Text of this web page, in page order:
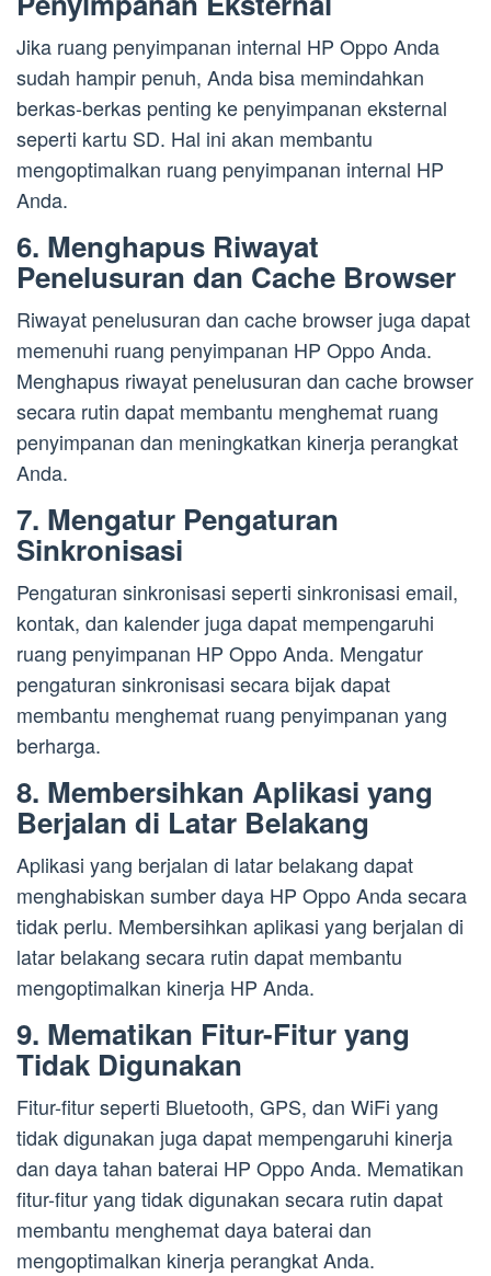
Jika ruang penyimpanan internal HP Oppo Anda
sudah hampir penuh, Anda bisa memindahkan
berkas-berkas penting ke penyimpanan eksternal
seperti kartu SD. Hal ini akan membantu
mengoptimalkan ruang penyimpanan internal HP
Anda.
6. Menghapus Riwayat
Penelusuran dan Cache Browser
Riwayat penelusuran dan cache browser juga dapat
memenuhi ruang penyimpanan HP Oppo Anda.
Menghapus riwayat penelusuran dan cache browser
secara rutin dapat membantu menghemat ruang
penyimpanan dan meningkatkan kinerja perangkat
Anda.
7. Mengatur Pengaturan
Sinkronisasi
Pengaturan sinkronisasi seperti sinkronisasi email,
kontak, dan kalender juga dapat mempengaruhi
ruang penyimpanan HP Oppo Anda. Mengatur
pengaturan sinkronisasi secara bijak dapat
membantu menghemat ruang penyimpanan yang
berharga.
8. Membersihkan Aplikasi yang
Berjalan di Latar Belakang
Aplikasi yang berjalan di latar belakang dapat
menghabiskan sumber daya HP Oppo Anda secara
tidak perlu. Membersihkan aplikasi yang berjalan di
latar belakang secara rutin dapat membantu
mengoptimalkan kinerja HP Anda.
9. Mematikan Fitur-Fitur yang
Tidak Digunakan
Fitur-fitur seperti Bluetooth, GPS, dan WiFi yang
tidak digunakan juga dapat mempengaruhi kinerja
dan daya tahan baterai HP Oppo Anda. Mematikan
fitur-fitur yang tidak digunakan secara rutin dapat
membantu menghemat daya baterai dan
mengoptimalkan kinerja perangkat Anda.